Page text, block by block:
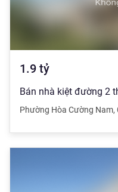
1.9 tỷ
Phường Hòa Cường Nam,